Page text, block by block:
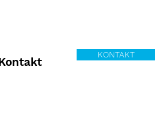
KONTAKT